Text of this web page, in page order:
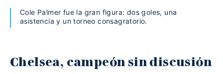
Cole Palmer fue la gran figura: dos goles, una
asistencia y un torneo consagratorio.
Chelsea, campeón sin discusión